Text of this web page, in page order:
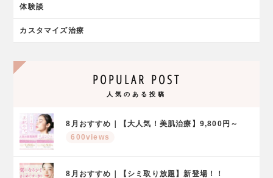
体験談
カスタマイズ治療
POPULAR POST
人気のある投稿
8月おすすめ｜【大人気！美肌治療】9,800円～
600views
8月おすすめ｜【シミ取り放題】新登場！！